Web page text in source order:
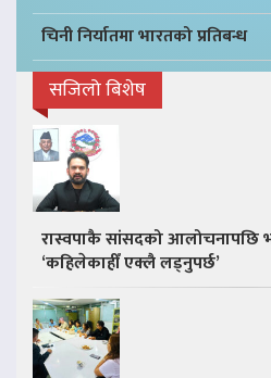
चिनी निर्यातमा भारतको प्रतिबन्ध
सजिलो बिशेष
रास्वपाकै सांसदको आलोचनापछि
‘कहिलेकाहीँ एक्लै लड्नुपर्छ’